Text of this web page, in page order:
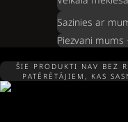
Sazinies ar
Piezvani mums
ŠIE PRODUKTI NAV BEZ
PATĒRĒTĀJIEM, KAS